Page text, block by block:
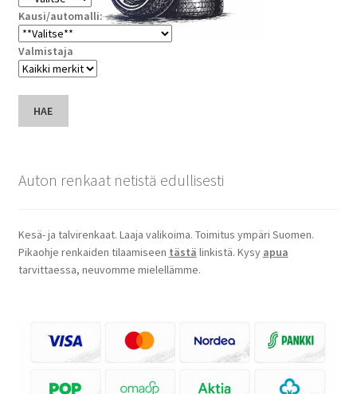
Kausi/automalli:
Valmistaja
HAE
Auton renkaat netistä edullisesti
Kesä- ja talvirenkaat. Laaja valikoima. Toimitus ympäri Suomen.
Pikaohje renkaiden tilaamiseen tästä linkistä. Kysy apua
tarvittaessa, neuvomme mielellämme.